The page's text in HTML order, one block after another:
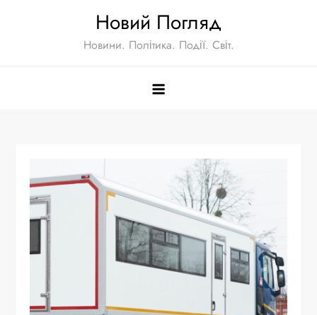
Новий Погляд
Новини. Політика. Події. Світ.